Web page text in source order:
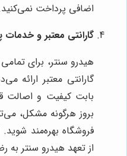
اضافی پرداخت
گارانتی معتبر و
هیدرو سنتر، برای
گارانتی معتبر ارائه
بابت کیفیت و اصالت
بروز هرگونه مشکل،
فروشگاه بهره‌مند
از تعهد هیدرو سنتر به